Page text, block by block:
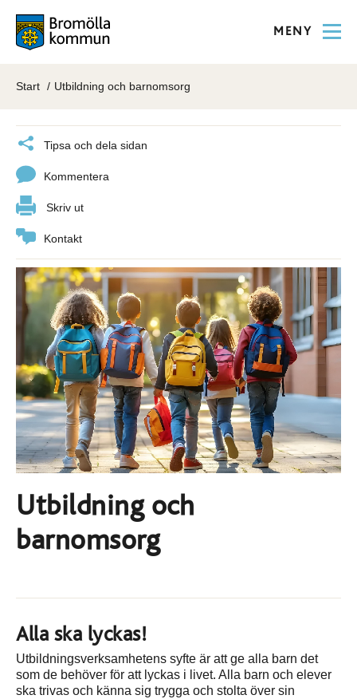
MENY
Start Utbildning och barnomsorg
Tipsa och dela sidan
Kommentera
Skriv ut
Kontakt
Utbildning och
barnomsorg
Alla ska lyckas!
Utbildningsverksamhetens syfte är att ge alla barn det
som de behöver för att lyckas i livet. Alla barn och elever
ska trivas och känna sig trygga och stolta över sin